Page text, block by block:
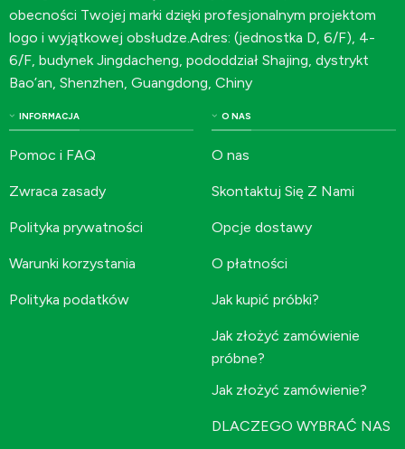
obecności Twojej marki dzięki profesjonalnym projektom
logo i wyjątkowej obsłudze.Adres: (jednostka D, 6/F), 4-
6/F, budynek Jingdacheng, pododdział Shajing, dystrykt
Bao’an, Shenzhen, Guangdong, Chiny
INFORMACJA
Pomoc i FAQ
Zwraca zasady
Polityka prywatności
Warunki korzystania
Polityka podatków
O NAS
O nas
Skontaktuj Się Z Nami
Opcje dostawy
O płatności
Jak kupić próbki?
Jak złożyć zamówienie
próbne?
Jak złożyć zamówienie?
DLACZEGO WYBRAĆ NAS